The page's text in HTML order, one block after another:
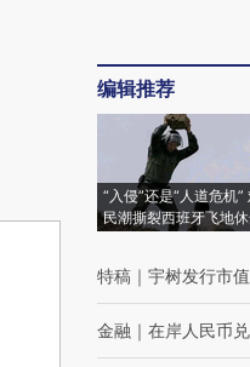
编辑推荐
“入侵”还是“人道危机”
民潮撕裂西班牙飞地
特稿 ｜ 宇树发行市
金融 ｜ 在岸人民币